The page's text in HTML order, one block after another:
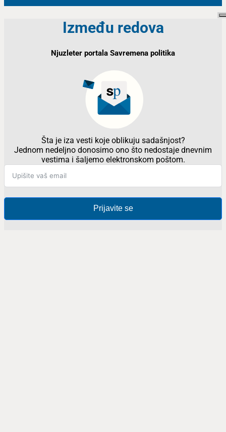
Između redova
Njuzleter portala Savremena politika
Šta je iza vesti koje oblikuju sadašnjost?
Jednom nedeljno donosimo ono što nedostaje dnevnim
vestima i šaljemo elektronskom poštom.
Prijavite se